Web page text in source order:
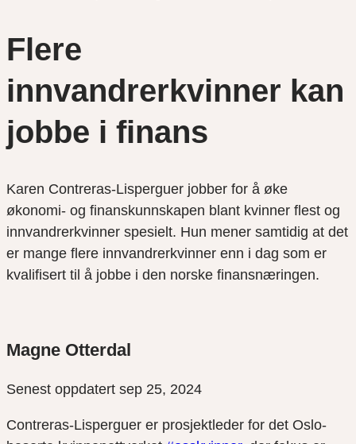
Flere
innvandrerkvinner kan
jobbe i finans
Karen Contreras-Lisperguer jobber for å øke
økonomi- og finanskunnskapen blant kvinner flest og
innvandrerkvinner spesielt. Hun mener samtidig at det
er mange flere innvandrerkvinner enn i dag som er
kvalifisert til å jobbe i den norske finansnæringen.
Magne Otterdal
Senest oppdatert sep 25, 2024
Contreras-Lisperguer er prosjektleder for det Oslo-